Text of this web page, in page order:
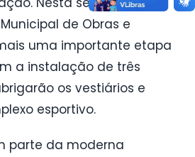
de Obras e
uma importante etapa
a instalação de três
os vestiários e
esportivo.
parte da moderna